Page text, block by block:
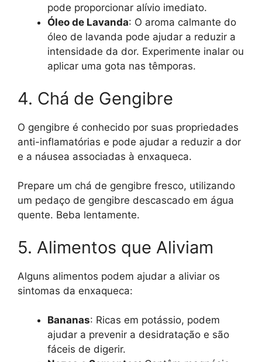
pode proporcionar alívio imediato.
Óleo de Lavanda: O aroma calmante do
óleo de lavanda pode ajudar a reduzir a
intensidade da dor. Experimente inalar ou
aplicar uma gota nas têmporas.
4. Chá de Gengibre
O gengibre é conhecido por suas propriedades
anti-inflamatórias e pode ajudar a reduzir a dor
e a náusea associadas à enxaqueca.
Prepare um chá de gengibre fresco, utilizando
um pedaço de gengibre descascado em água
quente. Beba lentamente.
5. Alimentos que Aliviam
Alguns alimentos podem ajudar a aliviar os
sintomas da enxaqueca:
Bananas: Ricas em potássio, podem
ajudar a prevenir a desidratação e são
fáceis de digerir.